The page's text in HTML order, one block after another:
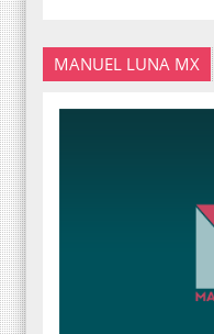
MANUEL LUNA MX